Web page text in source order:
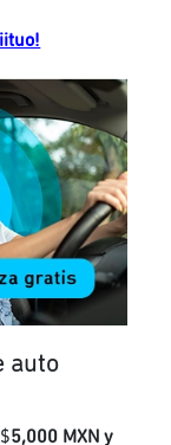
auto
5,000 MXN y